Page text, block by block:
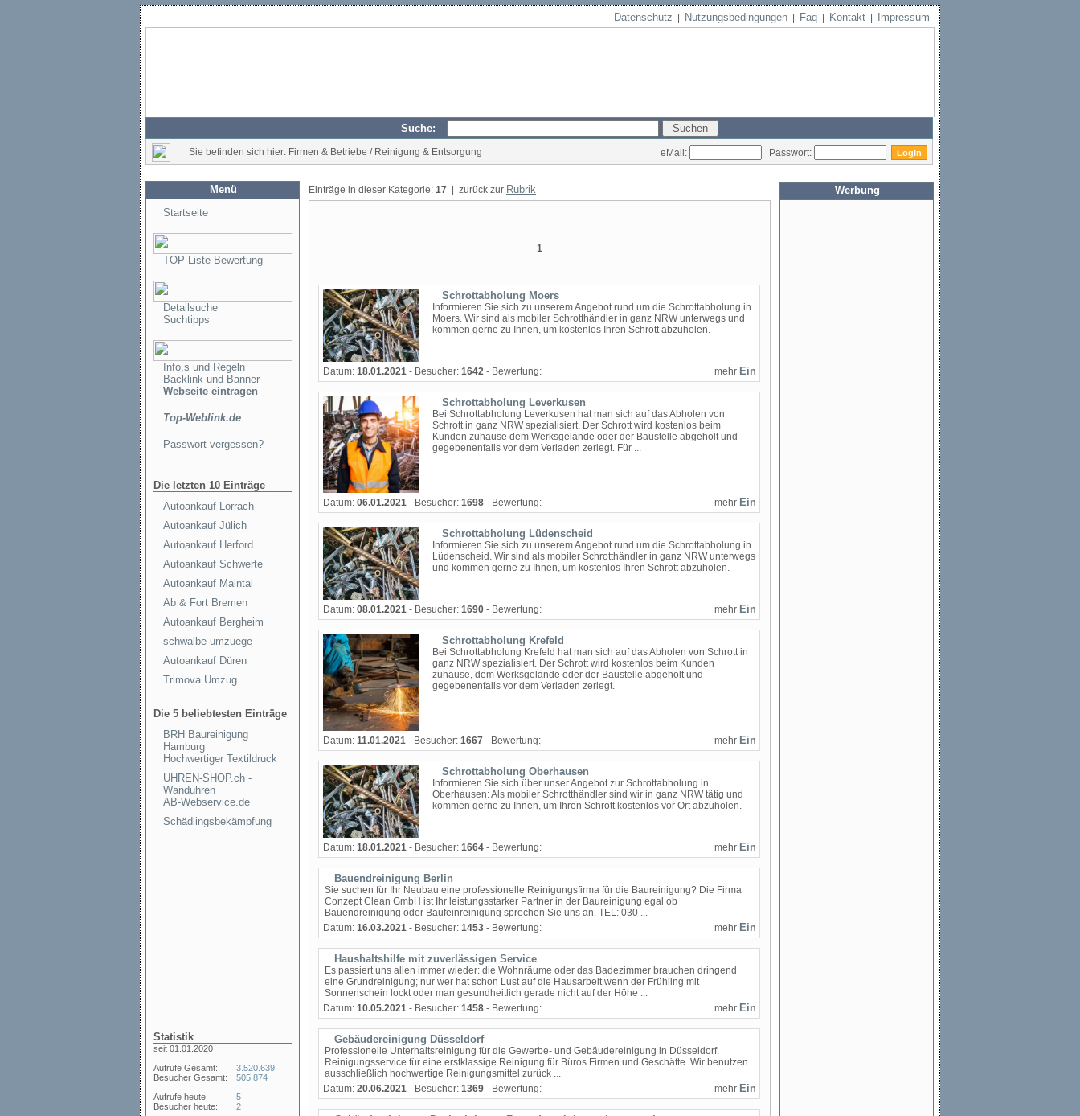
Datenschutz Nutzungsbedingungen Faq Kontakt Impressum
Suche:
Sie befinden sich hier: Firmen & Betriebe / Reinigung & Entsorgung eMail: Passwort:
Menü
Startseite
TOP-Liste Bewertung
Detailsuche
Suchtipps
Info,s und Regeln
Backlink und Banner
Webseite eintragen
Top-Weblink.de
Passwort vergessen?
Die letzten 10 Einträge
Autoankauf Lörrach
Autoankauf Jülich
Autoankauf Herford
Autoankauf Schwerte
Autoankauf Maintal
Ab & Fort Bremen
Autoankauf Bergheim
schwalbe-umzuege
Autoankauf Düren
Trimova Umzug
Die 5 beliebtesten Einträge
BRH Baureinigung
Hamburg
Hochwertiger Textildruck
UHREN-SHOP.ch -
Wanduhren
AB-Webservice.de
Schädlingsbekämpfung
Statistik
seit 01.01.2020
Aufrufe Gesamt:
Besucher Gesamt:
Aufrufe heute:
Besucher heute:
3.520.639
505.874
5
2
Einträge in dieser Kategorie: 17 | zurück zur Rubrik
1
Schrottabholung Moers
Informieren Sie sich zu unserem Angebot rund um die Schrottabholung in
Moers. Wir sind als mobiler Schrotthändler in ganz NRW unterwegs und
kommen gerne zu Ihnen, um kostenlos Ihren Schrott abzuholen.
Datum: 18.01.2021 - Besucher: 1642 - Bewertung: mehr
Schrottabholung Leverkusen
Bei Schrottabholung Leverkusen hat man sich auf das Abholen von
Schrott in ganz NRW spezialisiert. Der Schrott wird kostenlos beim
Kunden zuhause dem Werksgelände oder der Baustelle abgeholt und
gegebenenfalls vor dem Verladen zerlegt. Für ...
Datum: 06.01.2021 - Besucher: 1698 - Bewertung: mehr
Schrottabholung Lüdenscheid
Informieren Sie sich zu unserem Angebot rund um die Schrottabholung in
Lüdenscheid. Wir sind als mobiler Schrotthändler in ganz NRW unterwegs
und kommen gerne zu Ihnen, um kostenlos Ihren Schrott abzuholen.
Datum: 08.01.2021 - Besucher: 1690 - Bewertung: mehr
Schrottabholung Krefeld
Bei Schrottabholung Krefeld hat man sich auf das Abholen von Schrott in
ganz NRW spezialisiert. Der Schrott wird kostenlos beim Kunden
zuhause, dem Werksgelände oder der Baustelle abgeholt und
gegebenenfalls vor dem Verladen zerlegt.
Datum: 11.01.2021 - Besucher: 1667 - Bewertung: mehr
Schrottabholung Oberhausen
Informieren Sie sich über unser Angebot zur Schrottabholung in
Oberhausen: Als mobiler Schrotthändler sind wir in ganz NRW tätig und
kommen gerne zu Ihnen, um Ihren Schrott kostenlos vor Ort abzuholen.
Datum: 18.01.2021 - Besucher: 1664 - Bewertung: mehr
Bauendreinigung Berlin
Sie suchen für Ihr Neubau eine professionelle Reinigungsfirma für die Baureinigung? Die Firma
Conzept Clean GmbH ist Ihr leistungsstarker Partner in der Baureinigung egal ob
Bauendreinigung oder Baufeinreinigung sprechen Sie uns an. TEL: 030 ...
Datum: 16.03.2021 - Besucher: 1453 - Bewertung: mehr
Haushaltshilfe mit zuverlässigen Service
Es passiert uns allen immer wieder: die Wohnräume oder das Badezimmer brauchen dringend
eine Grundreinigung; nur wer hat schon Lust auf die Hausarbeit wenn der Frühling mit
Sonnenschein lockt oder man gesundheitlich gerade nicht auf der Höhe ...
Datum: 10.05.2021 - Besucher: 1458 - Bewertung: mehr
Gebäudereinigung Düsseldorf
Professionelle Unterhaltsreinigung für die Gewerbe- und Gebäudereinigung in Düsseldorf.
Reinigungsservice für eine erstklassige Reinigung für Büros Firmen und Geschäfte. Wir benutzen
ausschließlich hochwertige Reinigungsmittel zurück ...
Datum: 20.06.2021 - Besucher: 1369 - Bewertung: mehr
Werbung